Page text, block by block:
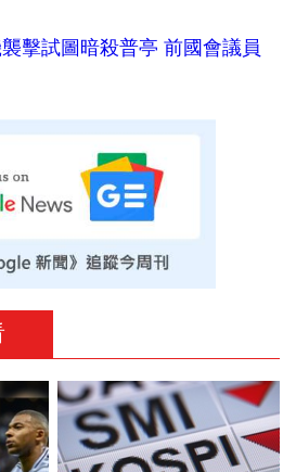
擊試圖暗殺普亭 前國會議員